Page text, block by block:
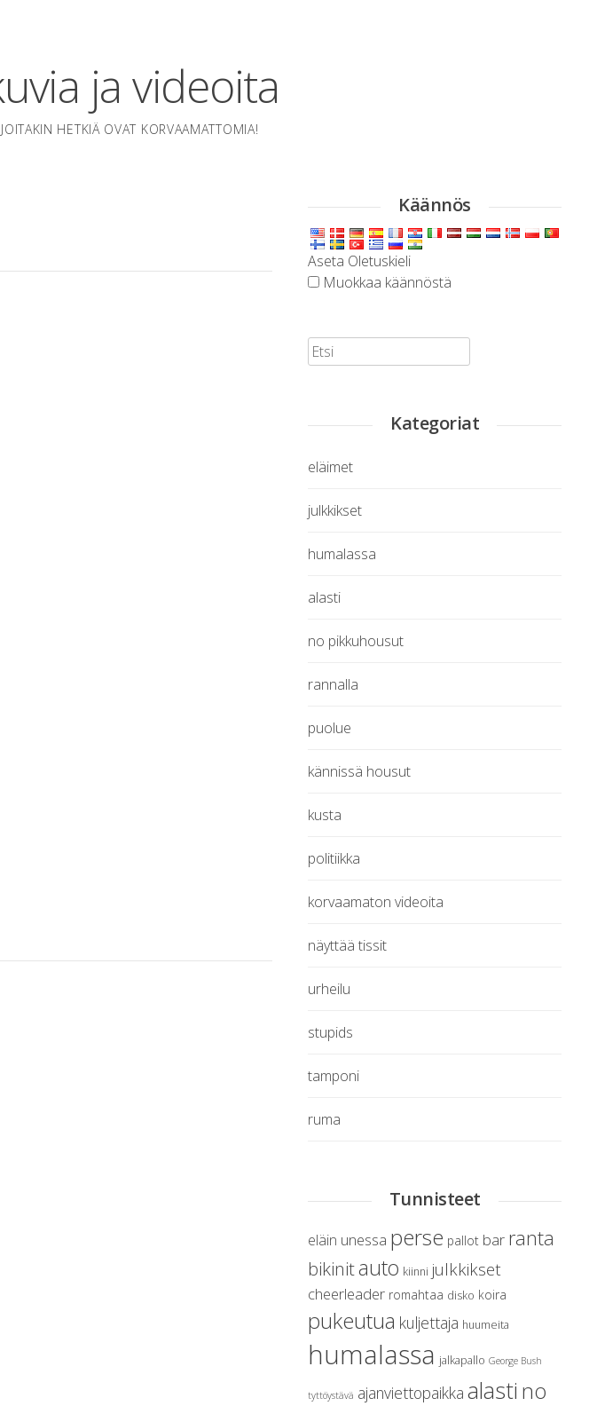
ja videoita
HETKIÄ OVAT KORVAAMATTOMIA!
Käännös
Aseta Oletuskieli
Muokkaa käännöstä
Etsi:
Kategoriat
eläimet
julkkikset
humalassa
alasti
no pikkuhousut
rannalla
puolue
kännissä housut
kusta
politiikka
korvaamaton videoita
näyttää tissit
urheilu
stupids
tamponi
ruma
Tunnisteet
eläin unessa perse pallot bar ranta
bikinitauto kiinni julkkikset
cheerleader romahtaa disko koira
pukeutua kuljettaja huumeita
humalassa jalkapallo George Bush
tyttöystävä ajanviettopaikka alasti no